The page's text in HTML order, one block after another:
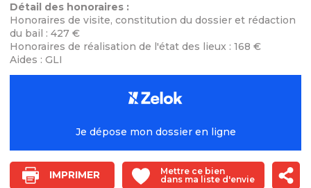
Détail des honoraires :
Honoraires de visite, constitution du dossier et rédaction
du bail : 427 €
Honoraires de réalisation de l'état des lieux : 168 €
Aides : GLI
Je dépose mon dossier en ligne
IMPRIMER
Mettre ce bien
dans ma liste d'envie